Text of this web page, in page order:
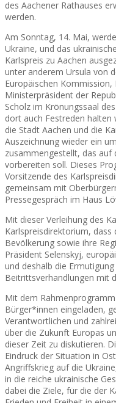
des Aachener Rathauses
werden.
Am Sonntag, 14. Mai,
Ukraine, und das
Karlspreis zu Aachen
unter anderem Ursula von
Europäischen
Ministerpräsident der
Scholz im Krönungssaal
dort auch Festreden halten
die Stadt Aachen und die
Auszeichnung wieder ein
zusammengestellt, das auf
vorbereiten soll. Dieses
Vorsitzende des
gemeinsam mit
Pressegespräch im Haus
Mit dieser Verleihung des
Karlspreisdirektorium, dass
Bevölkerung sowie ihre
Präsident Selenskyj,
und deshalb die
Beitrittsverhandlungen mit
Mit dem
Bürger*innen eingeladen,
Verantwortlichen und
über die Zukunft Europas
dieser Zeit zu diskutieren.
Eindruck der Situation in
Angriffskrieg auf die
in die reiche ukrainische
dabei die Ziele, für die der